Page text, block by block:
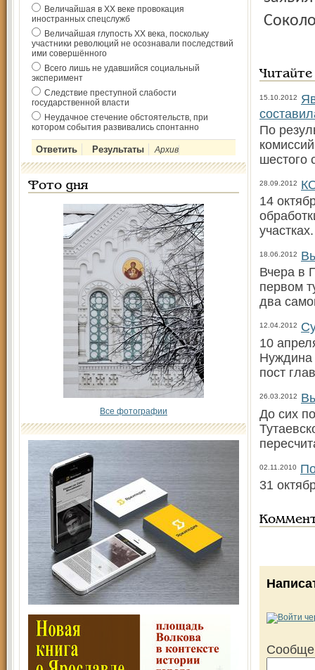
Величайшая в ХХ веке провокация
иностранных спецслужб
Величайшая глупость ХХ века, поскольку
участники революций не осознавали последствий
ими совершённого
Всего лишь не удавшийся социальный
эксперимент
Следствие преступной слабости
государственной власти
Неудачное стечение обстоятельств, при
котором события развивались спонтанно
Архив
Фото дня
Все фотографии
15.10.2012
По
шестого
28.09.2012
14
18.06.2012
Вчера в
первом
два
12.04.2012
10
Нуждина
пост
26.03.2012
До сих
02.11.2010
31